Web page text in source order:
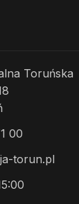
Toruńska
00
torun.pl